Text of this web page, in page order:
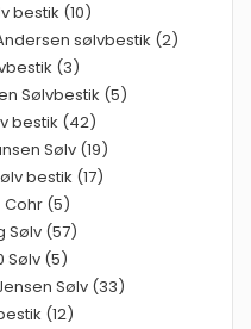
bestik (10)
sølvbestik (2)
(3)
Sølvbestik (5)
bestik (42)
Sølv (19)
bestik (17)
(5)
Sølv (57)
Sølv (5)
Sølv (33)
(12)